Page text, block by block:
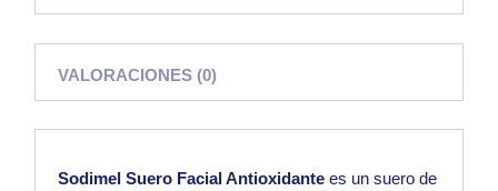
VALORACIONES (0)
Sodimel Suero Facial Antioxidante es un suero de